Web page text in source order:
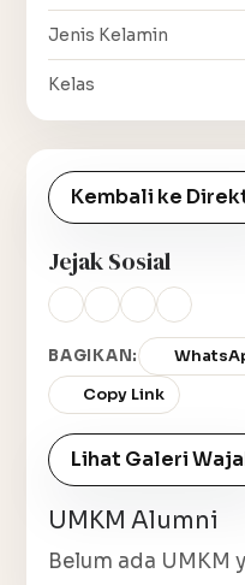
Jenis Kelamin
Kelas
Kembali ke
Jejak Sosial
BAGIKAN:
Copy Link
Lihat Galeri
UMKM Alumni
Belum ada UMKM